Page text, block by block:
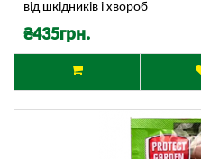
від шкідників і хвороб
₴435грн.